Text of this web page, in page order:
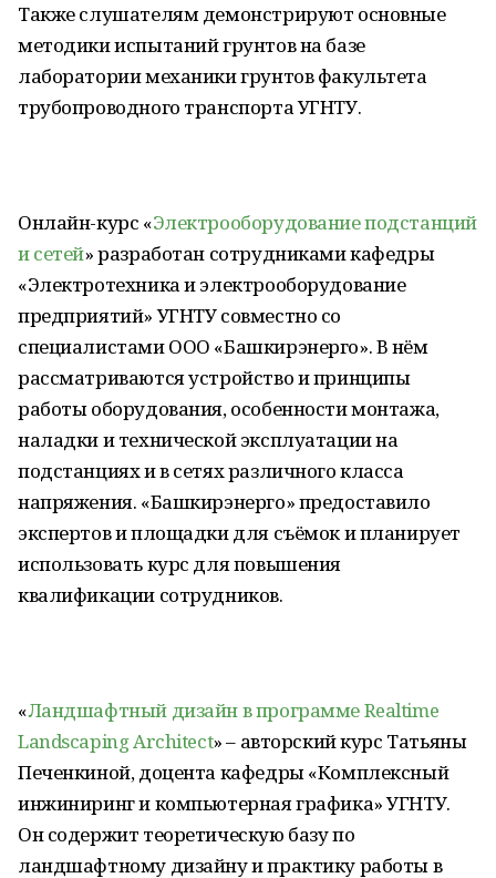
Также слушателям демонстрируют основные
методики испытаний грунтов на базе
лаборатории механики грунтов факультета
трубопроводного транспорта УГНТУ.
Онлайн-курс «Электрооборудование подстанций
и сетей» разработан сотрудниками кафедры
«Электротехника и электрооборудование
предприятий» УГНТУ совместно со
специалистами ООО «Башкирэнерго». В нём
рассматриваются устройство и принципы
работы оборудования, особенности монтажа,
наладки и технической эксплуатации на
подстанциях и в сетях различного класса
напряжения. «Башкирэнерго» предоставило
экспертов и площадки для съёмок и планирует
использовать курс для повышения
квалификации сотрудников.
«Ландшафтный дизайн в программе Realtime
Landscaping Architect» – авторский курс Татьяны
Печенкиной, доцента кафедры «Комплексный
инжиниринг и компьютерная графика» УГНТУ.
Он содержит теоретическую базу по
ландшафтному дизайну и практику работы в